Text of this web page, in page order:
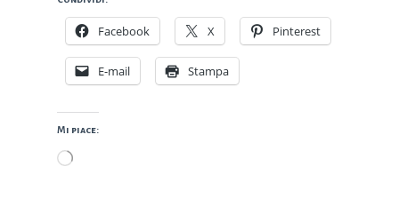
Facebook X Pinterest
E-mail Stampa
Mi piace:
Caricamento